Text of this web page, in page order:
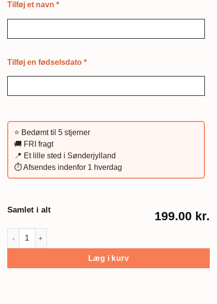
Tilføj et navn *
Tilføj en fødselsdato *
⭐️ Bedømt til 5 stjerner
🚚 FRI fragt
📍 Et lille sted i Sønderjylland
⏱️ Afsendes indenfor 1 hverdag
Samlet i alt 199.00 kr.
Stjernetegn plakat, vintage - Løven antal
Læg i kurv